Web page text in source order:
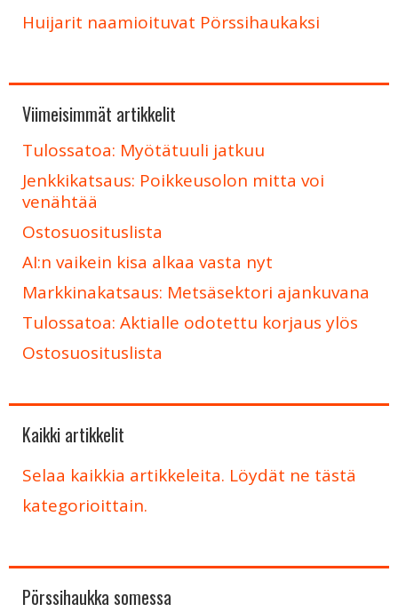
Huijarit naamioituvat Pörssihaukaksi
Viimeisimmät artikkelit
Tulossatoa: Myötätuuli jatkuu
Jenkkikatsaus: Poikkeusolon mitta voi
venähtää
Ostosuosituslista
AI:n vaikein kisa alkaa vasta nyt
Markkinakatsaus: Metsäsektori ajankuvana
Tulossatoa: Aktialle odotettu korjaus ylös
Ostosuosituslista
Kaikki artikkelit
Selaa kaikkia artikkeleita. Löydät ne tästä
kategorioittain.
Pörssihaukka somessa